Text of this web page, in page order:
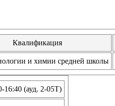
Квалификация
и химии средней школы
16:40 (ауд. 2-05Т)